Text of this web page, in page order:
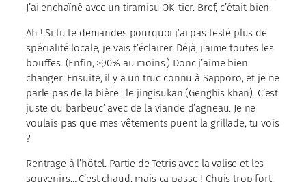
J’ai enchaîné avec un tiramisu OK-tier. Bref, c’était bien.
Ah ! Si tu te demandes pourquoi j’ai pas testé plus de
spécialité locale, je vais t’éclairer. Déjà, j’aime toutes les
bouffes. (Enfin, >90% au moins.) Donc j’aime bien
changer. Ensuite, il y a un truc connu à Sapporo, et je ne
parle pas de la bière : le jingisukan (Genghis khan). C’est
juste du barbeuc’ avec de la viande d’agneau. Je ne
voulais pas que mes vêtements puent la grillade, tu vois
?
Rentrage à l’hôtel. Partie de Tetris avec la valise et les
souvenirs… C’est chaud, mais ça passe ! Chuis trop fort.